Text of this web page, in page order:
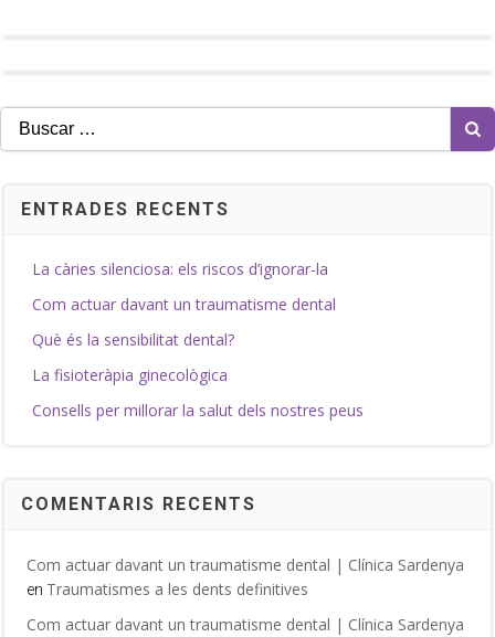
Buscar:
ENTRADES RECENTS
La càries silenciosa: els riscos d’ignorar-la
Com actuar davant un traumatisme dental
Què és la sensibilitat dental?
La fisioteràpia ginecològica
Consells per millorar la salut dels nostres peus
COMENTARIS RECENTS
Com actuar davant un traumatisme dental | Clínica Sardenya
en Traumatismes a les dents definitives
Com actuar davant un traumatisme dental | Clínica Sardenya